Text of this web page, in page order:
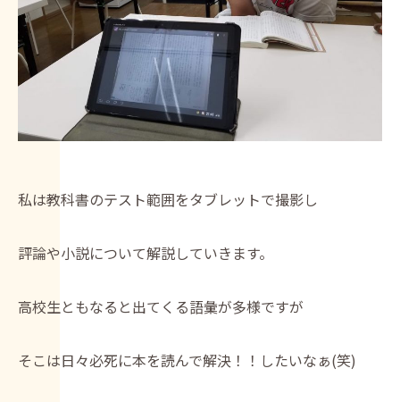
私は教科書のテスト範囲をタブレットで撮影し
評論や小説について解説していきます。
高校生ともなると出てくる語彙が多様ですが
そこは日々必死に本を読んで解決！！したいなぁ(笑)